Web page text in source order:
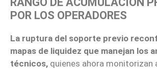
POR LOS OPERADORES
La ruptura del soporte previo
mapas de liquidez que manejan los
técnicos, quienes ahora monitorizan